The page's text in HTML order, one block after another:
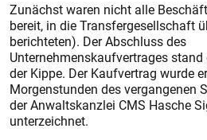
Zunächst waren nicht alle
bereit, in die Transfergesellschaft
berichteten). Der Abschluss des
Unternehmenskaufvertrages
der Kippe. Der Kaufvertrag wurde
Morgenstunden des vergangenen
der Anwaltskanzlei CMS Hasche
unterzeichnet.